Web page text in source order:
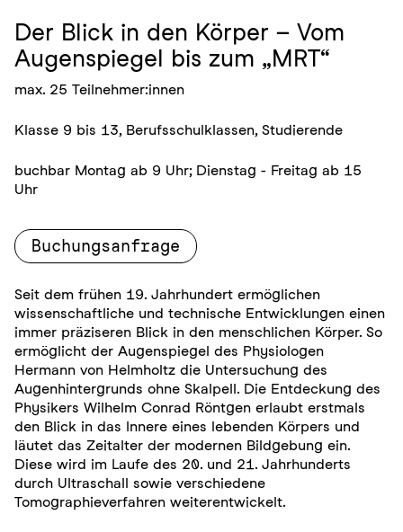
Der Blick in den Körper – Vom
Augenspiegel bis zum „MRT“
max. 25 Teilnehmer:innen
Klasse 9 bis 13, Berufsschulklassen, Studierende
buchbar Montag ab 9 Uhr; Dienstag - Freitag ab 15
Uhr
Buchungsanfrage
Seit dem frühen 19. Jahrhundert ermöglichen
wissenschaftliche und technische Entwicklungen einen
immer präziseren Blick in den menschlichen Körper. So
ermöglicht der Augenspiegel des Physiologen
Hermann von Helmholtz die Untersuchung des
Augenhintergrunds ohne Skalpell. Die Entdeckung des
Physikers Wilhelm Conrad Röntgen erlaubt erstmals
den Blick in das Innere eines lebenden Körpers und
läutet das Zeitalter der modernen Bildgebung ein.
Diese wird im Laufe des 20. und 21. Jahrhunderts
durch Ultraschall sowie verschiedene
Tomographieverfahren weiterentwickelt.